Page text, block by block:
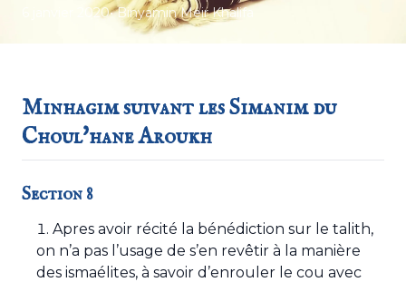
6 janvier 2020• Binyamin Meir Khalifa
Minhagim suivant les Simanim du
Choul'hane Aroukh
Section 8
Apres avoir récité la bénédiction sur le talith,
on n’a pas l’usage de s’en revêtir à la manière
des ismaélites, à savoir d’enrouler le cou avec